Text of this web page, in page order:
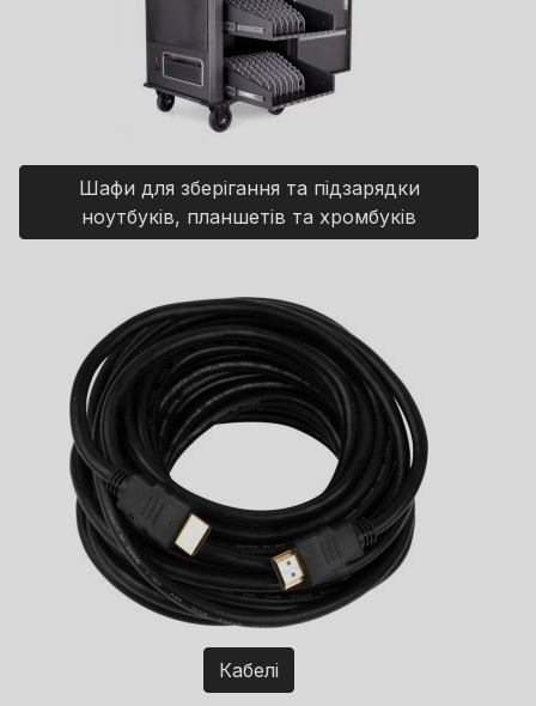
Шафи для зберігання та підзарядки
ноутбуків, планшетів та хромбуків
Кабелі